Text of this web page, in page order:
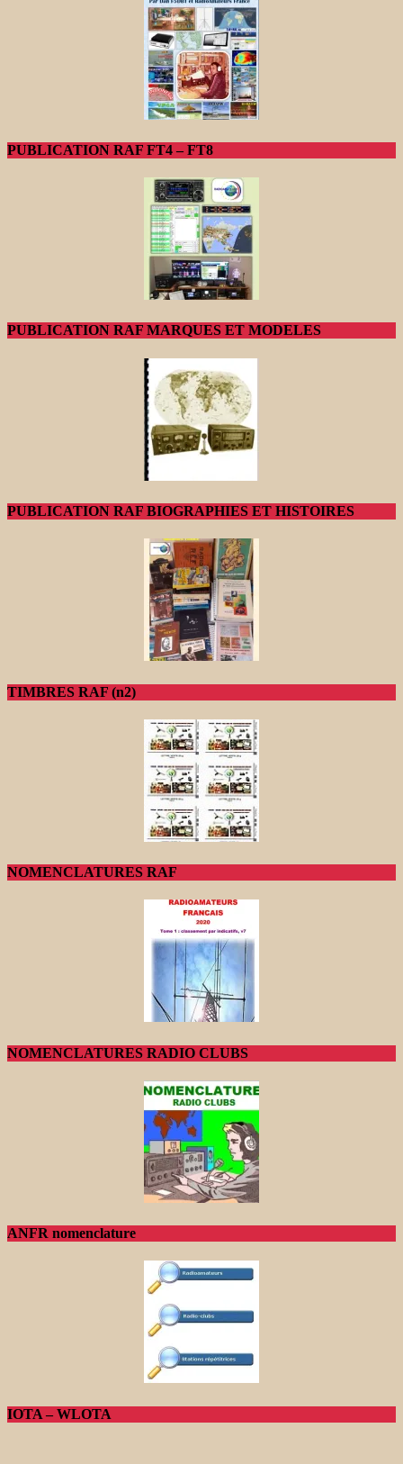
PUBLICATION RAF FT4 – FT8
PUBLICATION RAF MARQUES ET MODELES
PUBLICATION RAF BIOGRAPHIES ET HISTOIRES
TIMBRES RAF (n2)
NOMENCLATURES RAF
NOMENCLATURES RADIO CLUBS
ANFR nomenclature
IOTA – WLOTA